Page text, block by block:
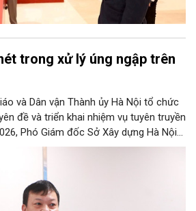
trong xử lý úng ngập trên
và Dân vận Thành ủy Hà Nội tổ chức
đề và triển khai nhiệm vụ tuyên truyền
Phó Giám đốc Sở Xây dựng Hà Nội
tin về việc tổ chức triển khai thực
lý úng ngập trên địa bàn thành phố.